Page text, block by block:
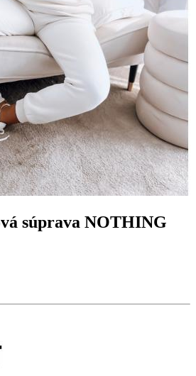
súprava NOTHING